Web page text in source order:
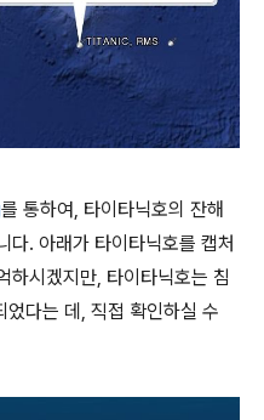
를 통하여, 타이타닉호의 잔해
다. 아래가 타이타닉호를 캡처
하시겠지만, 타이타닉호는 침
다는 데, 직접 확인하실 수